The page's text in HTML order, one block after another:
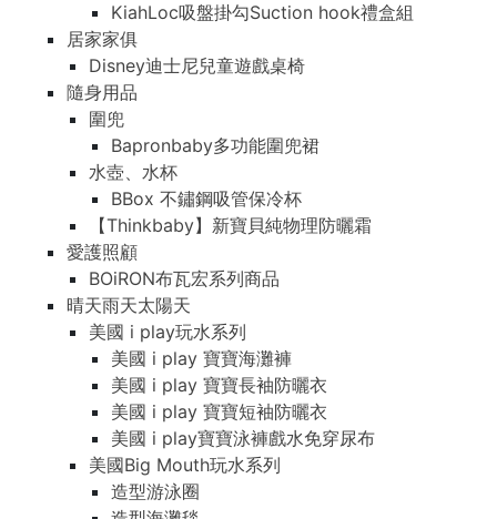
KiahLoc吸盤掛勾Suction hook禮盒組
居家家俱
Disney迪士尼兒童遊戲桌椅
隨身用品
圍兜
Bapronbaby多功能圍兜裙
水壺、水杯
BBox 不鏽鋼吸管保冷杯
【Thinkbaby】新寶貝純物理防曬霜
愛護照顧
BOiRON布瓦宏系列商品
晴天雨天太陽天
美國 i play玩水系列
美國 i play 寶寶海灘褲
美國 i play 寶寶長袖防曬衣
美國 i play 寶寶短袖防曬衣
美國 i play寶寶泳褲戲水免穿尿布
美國Big Mouth玩水系列
造型游泳圈